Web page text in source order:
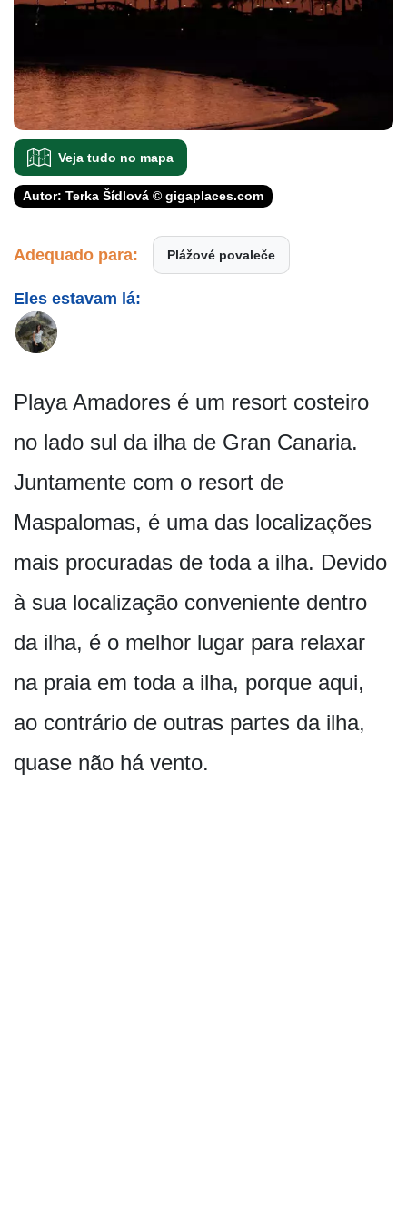
Veja tudo no mapa
Autor: Terka Šídlová © gigaplaces.com
Adequado para: Plážové povaleče
Eles estavam lá:
Playa Amadores é um resort costeiro
no lado sul da ilha de Gran Canaria.
Juntamente com o resort de
Maspalomas, é uma das localizações
mais procuradas de toda a ilha. Devido
à sua localização conveniente dentro
da ilha, é o melhor lugar para relaxar
na praia em toda a ilha, porque aqui,
ao contrário de outras partes da ilha,
quase não há vento.